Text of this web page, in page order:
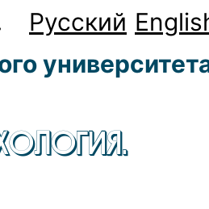
Русский